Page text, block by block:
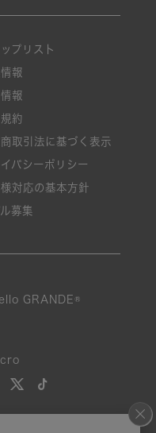
プリスト
報
報
約
取引法に基づく表示
バシーポリシー
対応の基本方針
募集
GRANDE®